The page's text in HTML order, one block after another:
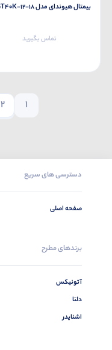
بیمتال هیوندای مدل HGT40K-12-18
تماس بگیرید
1
2
دسترسی های سریع
صفحه اصلی
برندهای مطرح
آتونیکس
دلتا
اشنایدر